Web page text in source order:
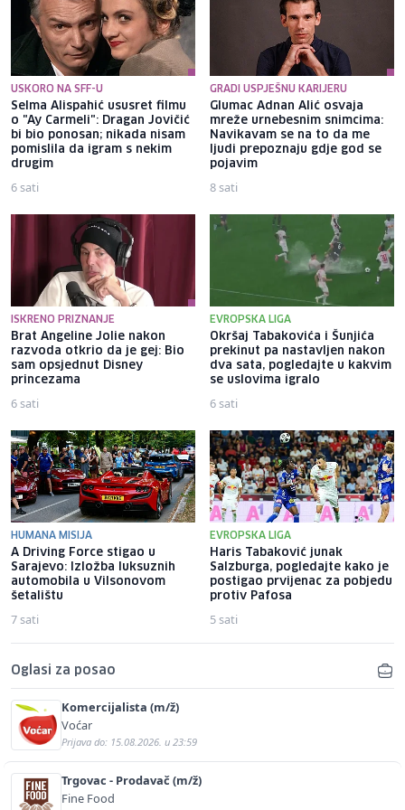
USKORO NA SFF-U
Selma Alispahić ususret filmu
o "Ay Carmeli": Dragan Jovičić
bi bio ponosan; nikada nisam
pomislila da igram s nekim
drugim
6 sati
GRADI USPJEŠNU KARIJERU
Glumac Adnan Alić osvaja
mreže urnebesnim snimcima:
Navikavam se na to da me
ljudi prepoznaju gdje god se
pojavim
8 sati
ISKRENO PRIZNANJE
Brat Angeline Jolie nakon
razvoda otkrio da je gej: Bio
sam opsjednut Disney
princezama
6 sati
EVROPSKA LIGA
Okršaj Tabakovića i Šunjića
prekinut pa nastavljen nakon
dva sata, pogledajte u kakvim
se uslovima igralo
6 sati
HUMANA MISIJA
A Driving Force stigao u
Sarajevo: Izložba luksuznih
automobila u Vilsonovom
šetalištu
7 sati
EVROPSKA LIGA
Haris Tabaković junak
Salzburga, pogledajte kako je
postigao prvijenac za pobjedu
protiv Pafosa
5 sati
Oglasi za posao
Komercijalista (m/ž)
Voćar
Prijava do: 15.08.2026. u 23:59
Trgovac - Prodavač (m/ž)
Fine Food